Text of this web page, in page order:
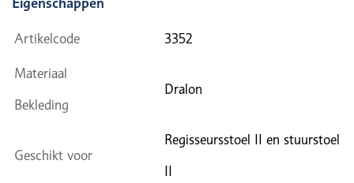
Artikelcode 3352
Materiaal
Bekleding
Dralon
Geschikt voor
Regisseursstoel II en stuurstoel